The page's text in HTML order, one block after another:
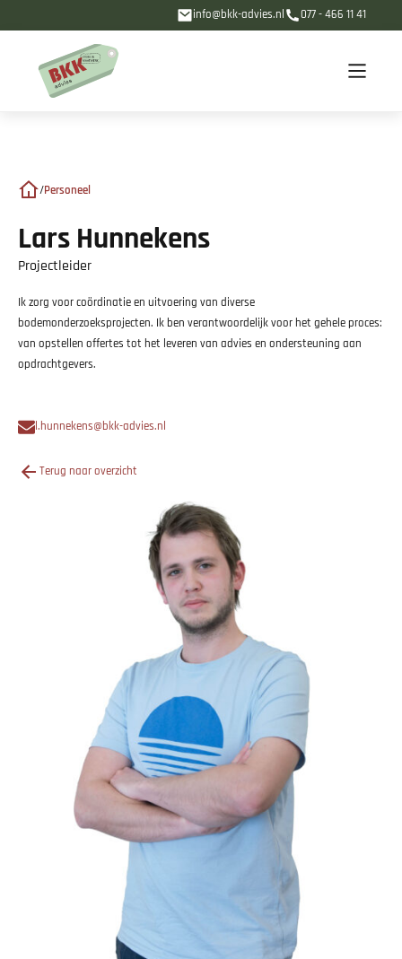
info@bkk-advies.nl 077 - 466 11 41
/Personeel
Lars Hunnekens
Projectleider
Ik zorg voor coördinatie en uitvoering van diverse
bodemonderzoeksprojecten. Ik ben verantwoordelijk voor het gehele proces:
van opstellen offertes tot het leveren van advies en ondersteuning aan
opdrachtgevers.
l.hunnekens@bkk-advies.nl
Terug naar overzicht